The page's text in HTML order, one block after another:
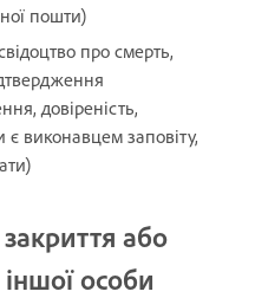
пошти)
про смерть,
довіреність,
виконавцем заповіту,
або
особи